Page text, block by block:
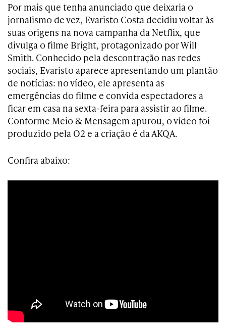
Por mais que tenha anunciado que deixaria o
jornalismo de vez, Evaristo Costa decidiu voltar às
suas origens na nova campanha da Netflix, que
divulga o filme Bright, protagonizado por Will
Smith. Conhecido pela descontração nas redes
sociais, Evaristo aparece apresentando um plantão
de notícias: no vídeo, ele apresenta as
emergências do filme e convida espectadores a
ficar em casa na sexta-feira para assistir ao filme.
Conforme Meio & Mensagem apurou, o vídeo foi
produzido pela O2 e a criação é da AKQA.
Confira abaixo: